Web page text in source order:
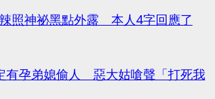
辣照神祕黑點外露 本人4字回應了
有孕弟媳偷人 惡大姑嗆聲「打死我